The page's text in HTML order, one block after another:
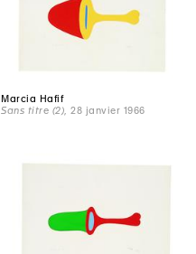
Marcia Hafif
Sans titre (2), 28 janvier 1966